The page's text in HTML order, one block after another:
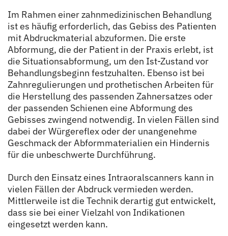
Im Rahmen einer zahnmedizinischen Behandlung
ist es häufig erforderlich, das Gebiss des Patienten
mit Abdruckmaterial abzuformen. Die erste
Abformung, die der Patient in der Praxis erlebt, ist
die Situationsabformung, um den Ist-Zustand vor
Behandlungsbeginn festzuhalten. Ebenso ist bei
Zahnregulierungen und prothetischen Arbeiten für
die Herstellung des passenden Zahnersatzes oder
der passenden Schienen eine Abformung des
Gebisses zwingend notwendig. In vielen Fällen sind
dabei der Würgereflex oder der unangenehme
Geschmack der Abformmaterialien ein Hindernis
für die unbeschwerte Durchführung.
Durch den Einsatz eines Intraoralscanners kann in
vielen Fällen der Abdruck vermieden werden.
Mittlerweile ist die Technik derartig gut entwickelt,
dass sie bei einer Vielzahl von Indikationen
eingesetzt werden kann.